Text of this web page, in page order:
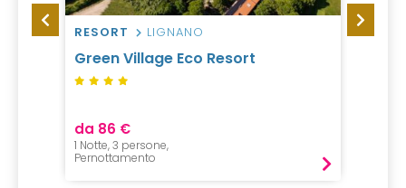
RESORT LIGNANO
Green Village Eco Resort
da 86 €
1 Notte, 3 persone,
Pernottamento